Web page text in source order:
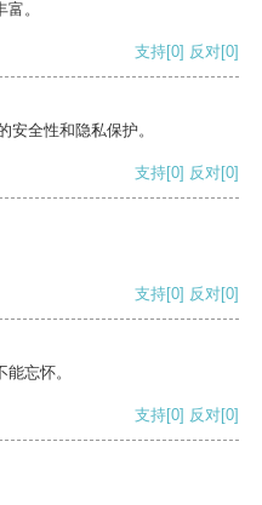
。
支持[0] 反对[0]
全性和隐私保护。
支持[0] 反对[0]
支持[0] 反对[0]
忘怀。
支持[0] 反对[0]